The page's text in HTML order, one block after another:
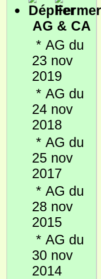
AG & CA
* AG du
23 nov
2019
* AG du
24 nov
2018
* AG du
25 nov
2017
* AG du
28 nov
2015
* AG du
30 nov
2014